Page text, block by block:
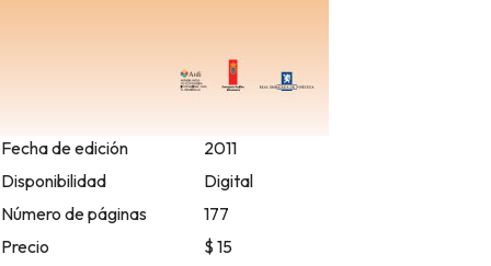
Fecha de edición
2011
Disponibilidad
Digital
Número de páginas
177
Precio
$ 15